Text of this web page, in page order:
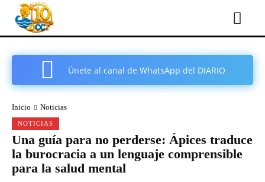
Únete al canal de WhatsApp del DIARIO
Inicio Noticias
NOTICIAS
Una guía para no perderse: Ápices traduce
la burocracia a un lenguaje comprensible
para la salud mental